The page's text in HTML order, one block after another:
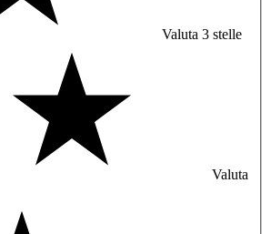
Valuta 3 stelle
Valuta